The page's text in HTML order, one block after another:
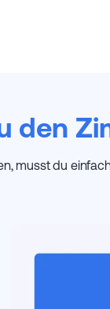
den
musst du